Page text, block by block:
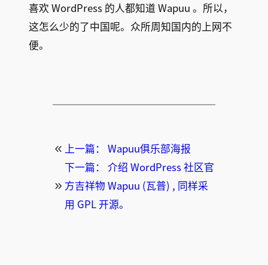
喜欢 WordPress 的人都知道 Wapuu 。所以，
这怎么少的了中国呢。众所周知国内的上网不
便。
上一篇：
Wapuu俱乐部海报
下一篇：
介绍 WordPress 社区官
方吉祥物 Wapuu (瓦普) , 同样采
用 GPL 开源。